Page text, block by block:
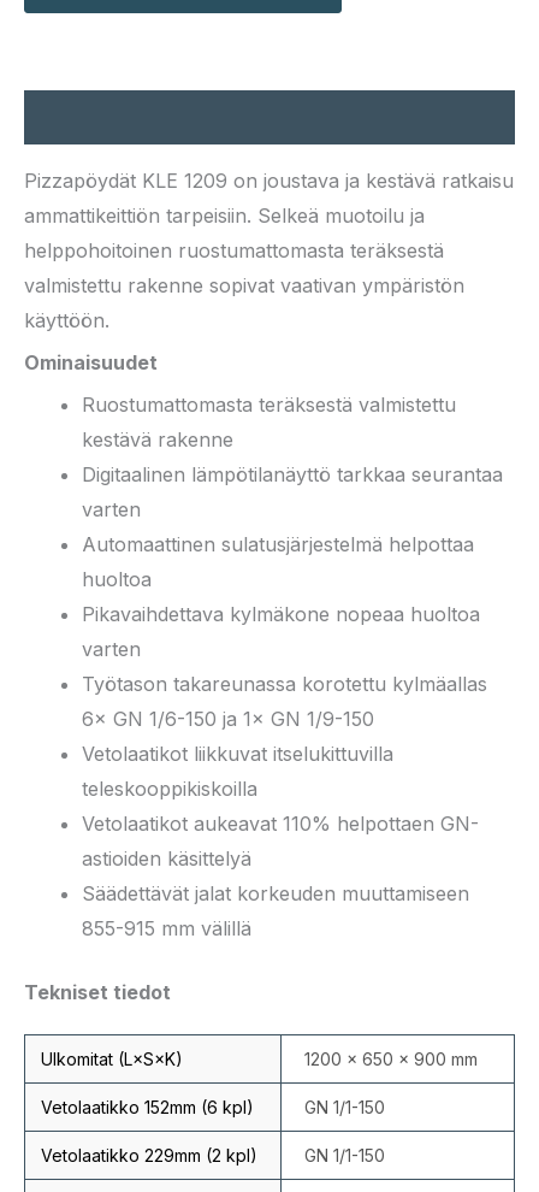
Pizzapöydät KLE 1209 on joustava ja kestävä ratkaisu
ammattikeittiön tarpeisiin. Selkeä muotoilu ja
helppohoitoinen ruostumattomasta teräksestä
valmistettu rakenne sopivat vaativan ympäristön
käyttöön.
Ominaisuudet
Ruostumattomasta teräksestä valmistettu
kestävä rakenne
Digitaalinen lämpötilanäyttö tarkkaa seurantaa
varten
Automaattinen sulatusjärjestelmä helpottaa
huoltoa
Pikavaihdettava kylmäkone nopeaa huoltoa
varten
Työtason takareunassa korotettu kylmäallas
6× GN 1/6-150 ja 1× GN 1/9-150
Vetolaatikot liikkuvat itselukittuvilla
teleskooppikiskoilla
Vetolaatikot aukeavat 110% helpottaen GN-
astioiden käsittelyä
Säädettävät jalat korkeuden muuttamiseen
855-915 mm välillä
Tekniset tiedot
Ulkomitat (L×S×K) 1200 × 650 × 900 mm
Vetolaatikko 152mm (6 kpl) GN 1/1-150
Vetolaatikko 229mm (2 kpl) GN 1/1-150